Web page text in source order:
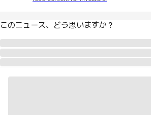
このニュース、どう思いますか？